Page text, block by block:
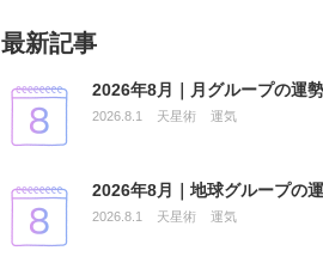
最新記事
2026年8月｜月グループの運
2026.8.1 天星術 運気
2026年8月｜地球グループの
2026.8.1 天星術 運気